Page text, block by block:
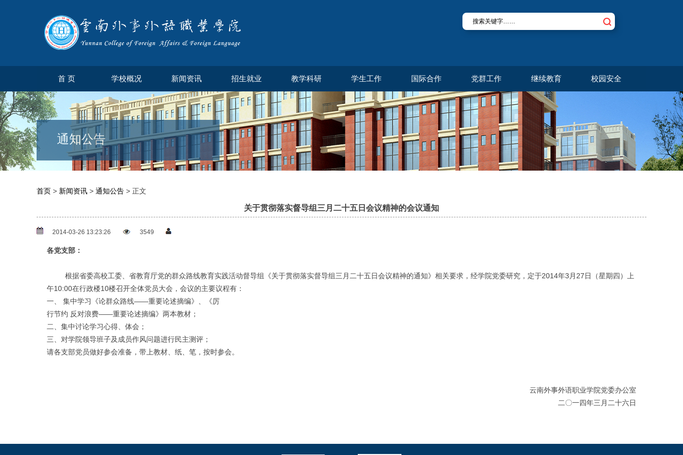
首 页 学校概况 新闻资讯 招生就业 教学科研 学生工作 国际合作 党群工作 继续教育 校园安全
通知公告
首页 > 新闻资讯 > 通知公告 > 正文
关于贯彻落实督导组三月二十五日会议精神的会议通知
2014-03-26 13:23:26 3549
各党支部：
根据省委高校工委、省教育厅党的群众路线教育实践活动督导组《关于贯彻落实督导组三月二十五日会议精神的通知》相关要求，经学院党委研究，定于2014年3月27日（星期四）上
午10:00在行政楼10楼召开全体党员大会，会议的主要议程有：
一、 集中学习《论群众路线——重要论述摘编》、《厉
行节约 反对浪费——重要论述摘编》两本教材；
二、集中讨论学习心得、体会；
三、对学院领导班子及成员作风问题进行民主测评；
请各支部党员做好参会准备，带上教材、纸、笔，按时参会。
云南外事外语职业学院党委办公室
二〇一四年三月二十六日